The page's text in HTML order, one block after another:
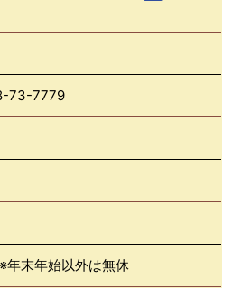
73-7779
末年始以外は無休